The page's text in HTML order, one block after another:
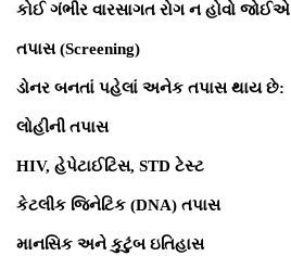
કોઈ ગંભીર વારસાગત રોગ ન હોવો જોઈએ
તપાસ (Screening)
ડોનર બનતાં પહેલાં અનેક તપાસ થાય છે:
લોહીની તપાસ
HIV, હેપેટાઈટિસ, STD ટેસ્ટ
કેટલીક જિનેટિક (DNA) તપાસ
માનસિક અને કુટુંબ ઇતિહાસ